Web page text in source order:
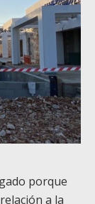
porque
a la